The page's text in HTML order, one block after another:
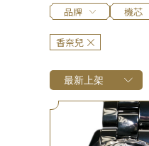
品牌 機芯
香奈兒